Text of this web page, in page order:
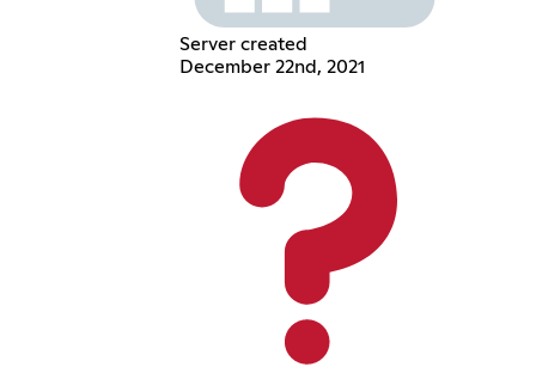
Server created
December 22nd, 2021